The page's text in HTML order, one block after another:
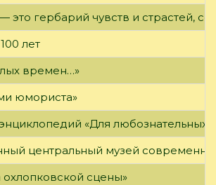
это гербарий чувств и страстей,
лет
времен…»
юмориста»
«Для любознательных»
центральный музей
сцены»